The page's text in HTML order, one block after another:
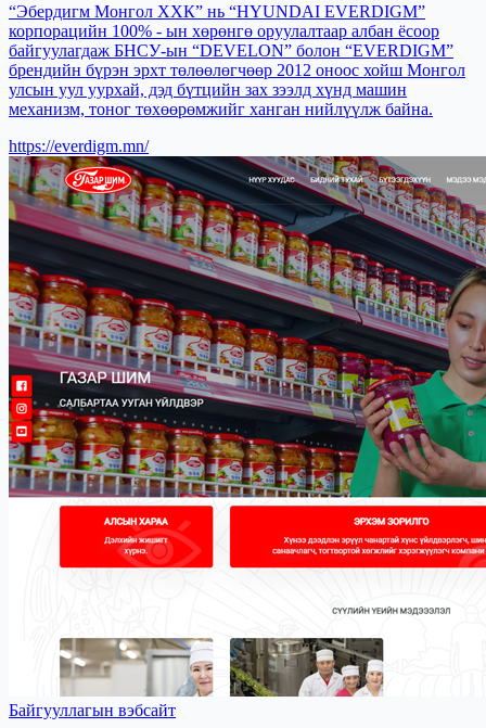
“Эбердигм Монгол ХХК” нь “HYUNDAI EVERDIGM”
корпорацийн 100% - ын хөрөнгө оруулалтаар албан ёсоор
байгуулагдаж БНСУ-ын “DEVELON” болон “EVERDIGM”
брендийн бүрэн эрхт төлөөлөгчөөр 2012 оноос хойш Монгол
улсын уул уурхай, дэд бүтцийн зах зээлд хүнд машин
механизм, тоног төхөөрөмжийг ханган нийлүүлж байна.
https://everdigm.mn/
Байгууллагын вэбсайт